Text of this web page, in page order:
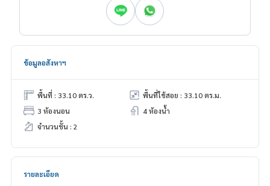
ข้อมูลอสังหาฯ
พื้นที่ : 33.10 ตร.ว.
พื้นที่ใช้สอย : 33.10 ตร.ม.
3 ห้องนอน
4 ห้องน้ำ
จำนวนชั้น : 2
รายละเอียด